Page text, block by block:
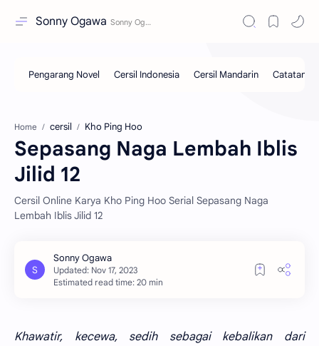
Sonny Ogawa
Home cersil Kho Ping Hoo
Sepasang Naga Lembah Iblis
Jilid 12
Cersil Online Karya Kho Ping Hoo Serial Sepasang Naga
Lembah Iblis Jilid 12
Estimated read time: 20 min
Khawatir, kecewa, sedih sebagai kebalikan dari